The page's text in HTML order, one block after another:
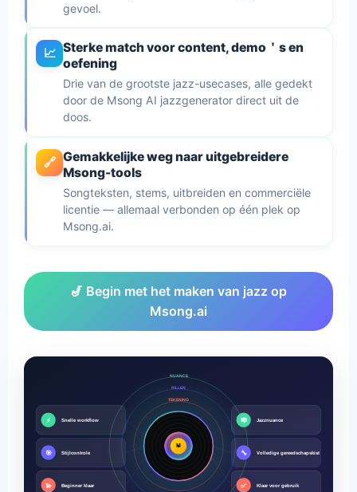
gevoel.
📈 Sterke match voor content, demo＇s en
oefening
Drie van de grootste jazz-usecases, alle gedekt
door de Msong AI jazzgenerator direct uit de
doos.
🔗 Gemakkelijke weg naar uitgebreidere
Msong-tools
Songteksten, stems, uitbreiden en commerciële
licentie — allemaal verbonden op één plek op
Msong.ai.
🎷 Begin met het maken van jazz op
Msong.ai
NUANCE
RILLEN
TEKENING
M
⚡ Snelle workflow
🎯 Stijlcontrole
💫 Beginner klaar
🎼 Jazznuance
🔧 Volledige gereedschapskist
✅ Klaar voor gebruik